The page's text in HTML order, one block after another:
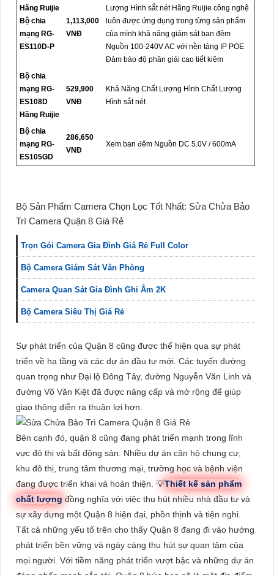
Hãng Ruijie
Bộ chia
mạng RG-
ES110D-P
1,113,000
VNĐ
Lượng Hình sắt nét Hãng Ruijie công nghệ
luôn được ứng dụng trong từng sản phẩm
của mình khả năng giám sát ban đêm
Nguồn 100-240V AC với nền tảng IP POE
Đảm bảo độ phân giải cao tiết kiệm
Bộ chia
mạng RG-
ES108D
Hãng Ruijie
529,900
VNĐ
Khả Năng Chất Lượng Hình Chất Lượng
Hình sắt nét
Bộ chia
mạng RG-
ES105GD
286,650
VNĐ
Xem ban đêm Nguồn DC 5.0V / 600mA
Bộ Sản Phẩm Camera Chọn Lọc Tốt Nhất: Sửa Chửa Bảo
Trì Camera Quận 8 Giá Rẻ
Trọn Gói Camera Gia Đình Giá Rẻ Full Color
Bộ Camera Giám Sát Văn Phòng
Camera Quan Sát Gia Đình Ghi Âm 2K
Bộ Camera Siêu Thị Giá Rẻ
Sự phát triển của Quận 8 cũng được thể hiện qua sự phát
triển về hạ tầng và các dự án đầu tư mới. Các tuyến đường
quan trọng như Đại lộ Đông Tây, đường Nguyễn Văn Linh và
đường Võ Văn Kiệt đã được nâng cấp và mở rộng để giúp
giao thông diễn ra thuận lợi hơn.
Bên cạnh đó, quận 8 cũng đang phát triển mạnh trong lĩnh
vực đô thị và bất động sản. Nhiều dự án căn hộ chung cư,
khu đô thị, trung tâm thương mại, trường học và bệnh viện
đang được triển khai và hoàn thiện. 💡Thiết kế sản phẩm
chất lượng đồng nghĩa với việc thu hút nhiều nhà đầu tư và
sự xây dựng một Quận 8 hiện đại, phồn thịnh và tiện nghi.
Tất cả những yếu tố trên cho thấy Quận 8 đang đi vào hướng
phát triển bền vững và ngày càng thu hút sự quan tâm của
mọi người. Với tiềm năng phát triển vượt bậc và những dự án